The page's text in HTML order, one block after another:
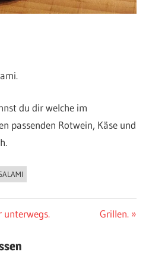
du dir welche im
passenden Rotwein, Käse und
unterwegs.
Nächster
Grillen.